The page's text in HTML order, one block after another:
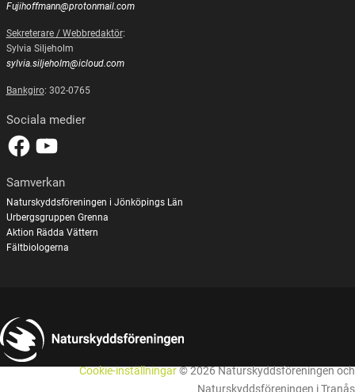
Fujihoffmann@protonmail.com
Sekreterare / Webbredaktör:
Sylvia Siljeholm
sylvia.siljeholm@icloud.com
Bankgiro: 302-0765
Sociala medier
Samverkan
Naturskyddsföreningen i Jönköpings Län
Urbergsgruppen Grenna
Aktion Rädda Vättern
Fältbiologerna
Cookie-inställningar© 2026 Naturskyddsföreningen och